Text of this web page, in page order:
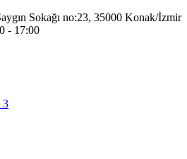
Sokağı no:23, 35000 Konak/İzmir
- 17:00